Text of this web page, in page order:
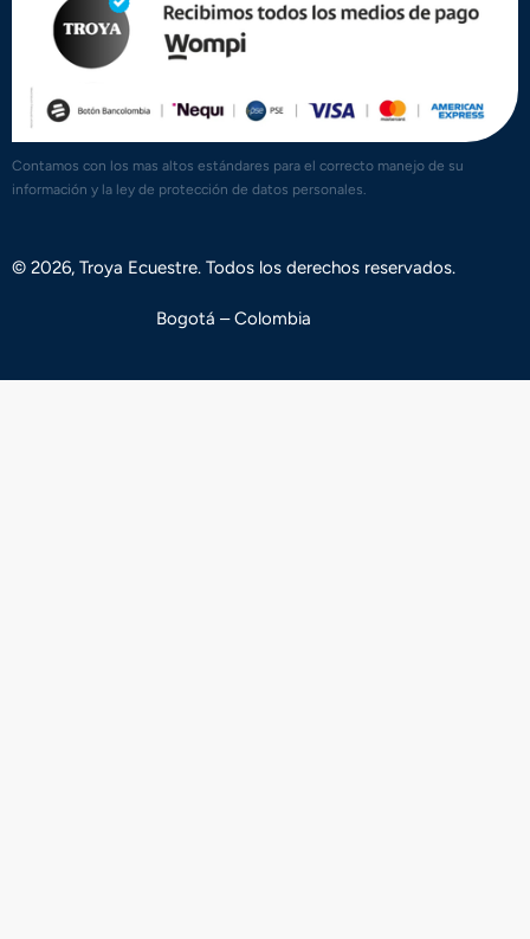
Contamos con los mas altos estándares para el correcto manejo de su
información y la ley de protección de datos personales.
© 2026, Troya Ecuestre. Todos los derechos reservados.
Bogotá – Colombia